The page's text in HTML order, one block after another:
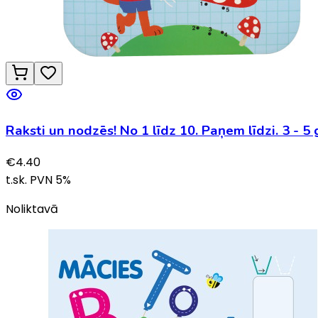
Raksti un nodzēs! No 1 līdz
€4.40
t.sk. PVN 5%
Noliktavā